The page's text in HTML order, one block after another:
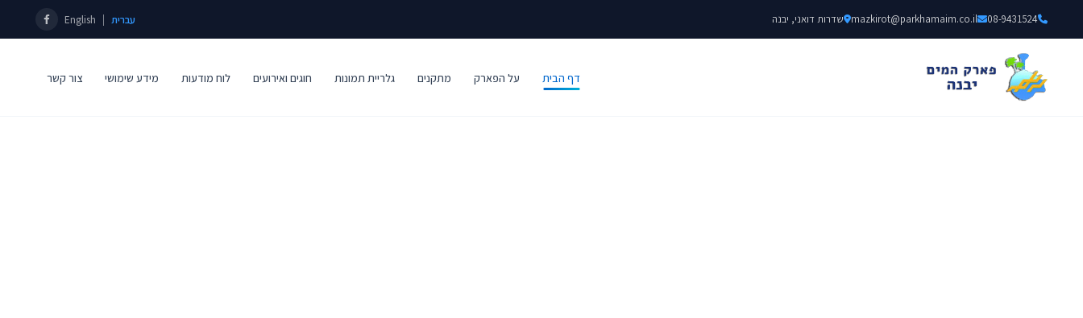
08-9431524
mazkirot@parkhamaim.co.il שדרות דואני, יבנה עברית |
English
דף הבית על הפארק מתקנים גלריית תמונות חוגים ואירועים לוח מודעות מידע שימושי צור קשר